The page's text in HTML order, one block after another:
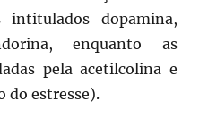
intitulados dopamina,
enquanto as
pela acetilcolina e
do estresse).